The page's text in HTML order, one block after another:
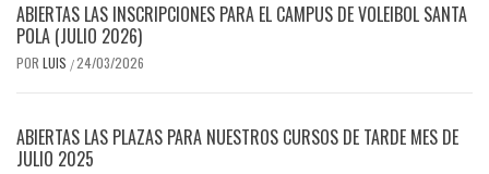
ABIERTAS LAS INSCRIPCIONES PARA EL CAMPUS DE VOLEIBOL SANTA
POLA (JULIO 2026)
POR LUIS /24/03/2026
ABIERTAS LAS PLAZAS PARA NUESTROS CURSOS DE TARDE MES DE
JULIO 2025